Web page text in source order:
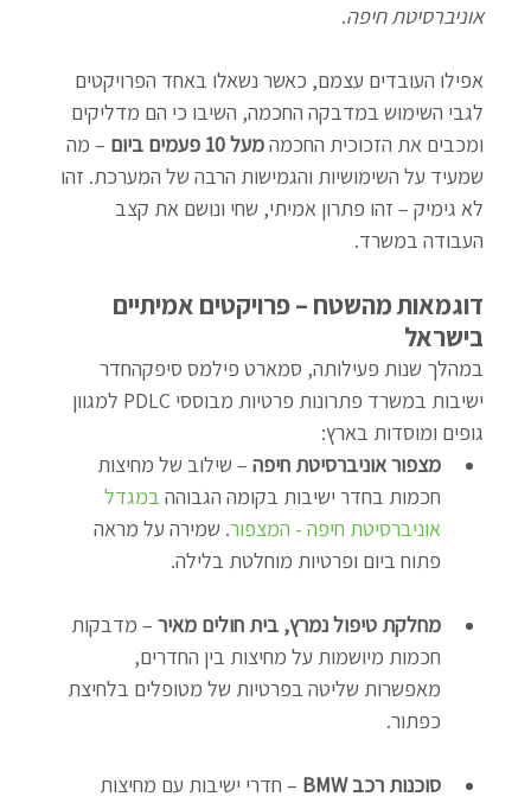
אוניברסיטת חיפה.
אפילו העובדים עצמם, כאשר נשאלו באחד הפרויקטים
לגבי השימוש במדבקה החכמה, השיבו כי הם מדליקים
ומכבים את הזכוכית החכמה מעל 10 פעמים ביום
– מה
שמעיד על השימושיות והגמישות הרבה של המערכת. זהו
לא גימיק – זהו פתרון אמיתי, שחי ונושם את קצב
העבודה במשרד.
דוגמאות מהשטח – פרויקטים אמיתיים
בישראל
במהלך שנות פעילותה, סמארט פילמס סיפקהחדר
ישיבות במשרד פתרונות פרטיות מבוססי PDLC למגוון
גופים ומוסדות בארץ:
מצפור אוניברסיטת חיפה – שילוב של מחיצות
חכמות בחדר ישיבות בקומה הגבוהה במגדל
אוניברסיטת חיפה - המצפור. שמירה על מראה
פתוח ביום ופרטיות מוחלטת בלילה.
מחלקת טיפול נמרץ, בית חולים מאיר – מדבקות
חכמות מיושמות על מחיצות בין החדרים,
מאפשרות שליטה בפרטיות של מטופלים בלחיצת
כפתור.
סוכנות רכב BMW
– חדרי ישיבות עם מחיצות